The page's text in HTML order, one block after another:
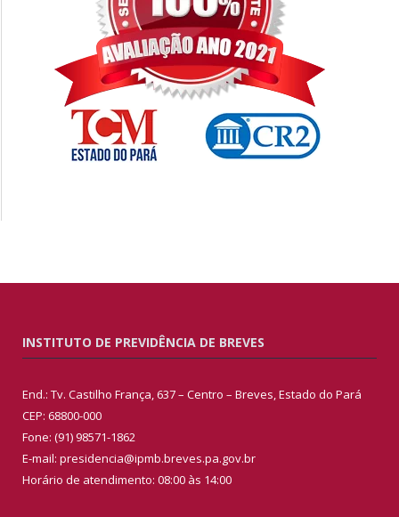
INSTITUTO DE PREVIDÊNCIA DE BREVES
End.: Tv. Castilho França, 637 – Centro – Breves, Estado do Pará
CEP: 68800-000
Fone: (91) 98571-1862
E-mail: presidencia@ipmb.breves.pa.gov.br
Horário de atendimento: 08:00 às 14:00